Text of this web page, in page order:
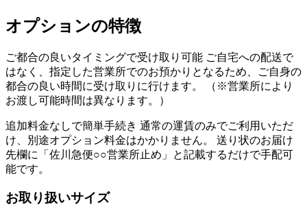
オプションの特徴
ご都合の良いタイミングで受け取り可能 ご自宅への配送で
はなく、指定した営業所でのお預かりとなるため、ご自身の
都合の良い時間に受け取りに行けます。 （※営業所により
お渡し可能時間は異なります。）
追加料金なしで簡単手続き 通常の運賃のみでご利用いただ
け、別途オプション料金はかかりません。 送り状のお届け
先欄に「佐川急便○○営業所止め」と記載するだけで手配可
能です。
お取り扱いサイズ